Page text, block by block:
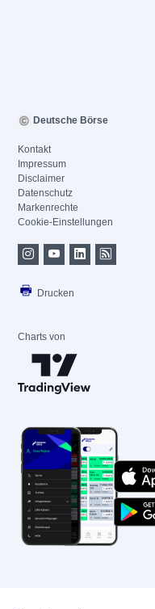
Deutsche Börse
Kontakt
Impressum
Disclaimer
Datenschutz
Markenrechte
Cookie-Einstellungen
Drucken
Charts von